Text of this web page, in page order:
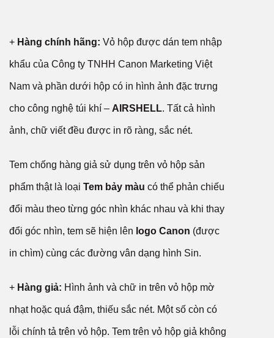
+ Hàng chính hãng: Vỏ hộp được dán tem nhập
khẩu của Công ty TNHH Canon Marketing Việt
Nam và phần dưới hộp có in hình ảnh đặc trưng
cho công nghệ túi khí – AIRSHELL. Tất cả hình
ảnh, chữ viết đều được in rõ ràng, sắc nét.
Tem chống hàng giả sử dụng trên vỏ hộp sản
phẩm thật là loại Tem bảy màu có thể phản chiếu
đổi màu theo từng góc nhìn khác nhau và khi thay
đổi góc nhìn, tem sẽ hiện lên logo Canon (được
in chìm) cùng các đường vân dạng hình Sin.
+ Hàng giả: Hình ảnh và chữ in trên vỏ hộp mờ
nhạt hoặc quá đậm, thiếu sắc nét. Một số còn có
lỗi chính tả trên vỏ hộp. Tem trên vỏ hộp giả không